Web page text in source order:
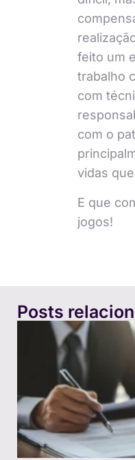
feito um
trabalho
com
com o
vidas
E que
jogos!
Posts